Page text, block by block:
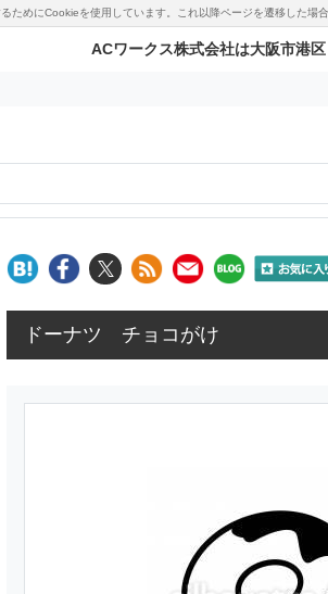
ためにCookieを使用しています。これ以降ページを遷移した
ACワークス株式会社は大阪市港
ドーナツ チョコがけ